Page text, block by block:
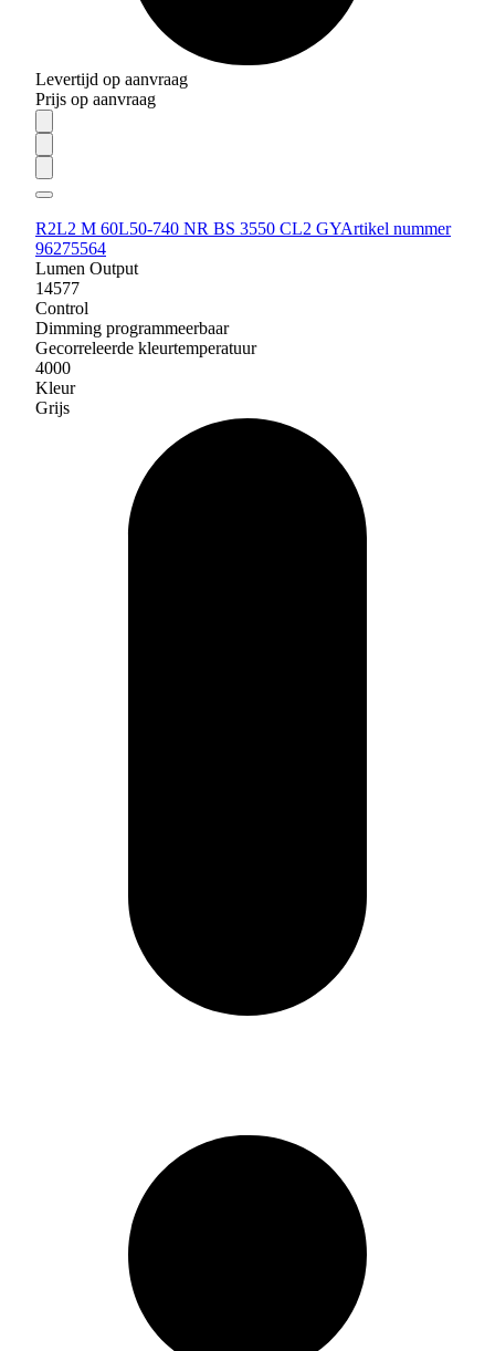
Levertijd op aanvraag
Prijs op aanvraag
R2L2 M 60L50-740 NR BS 3550 CL2 GYArtikel nummer
96275564
Lumen Output
14577
Control
Dimming programmeerbaar
Gecorreleerde kleurtemperatuur
4000
Kleur
Grijs